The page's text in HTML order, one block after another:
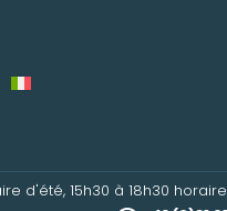
d'été, 15h30 à 18h30